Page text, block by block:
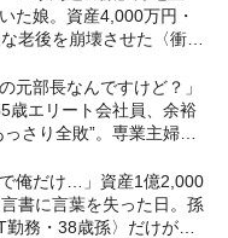
た娘。資産4,000万円・
老後を崩壊させた〈衝撃
元部長なんですけど？」
歳エリート会社員、余裕
さり全敗”。専業主婦の
で俺だけ…」資産1億2,000
書に言葉を失った日。孫
務・38歳孫〉だけが遺